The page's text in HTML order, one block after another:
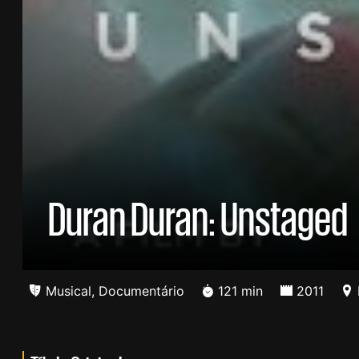
Duran Duran: Unstaged
Musical, Documentário 121 min 2011